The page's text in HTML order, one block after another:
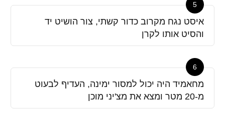
5
איסט נגח מקרוב כדור קשתי, צור הושיט יד
והסיט אותו לקרן
6
מחאמיד היה יכול למסור ימינה, העדיף לבעוט
מ-20 מטר ומצא את מצ'יני מוכן